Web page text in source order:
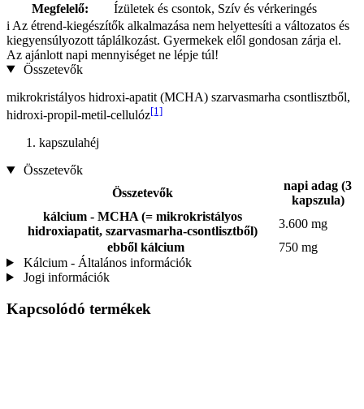
Megfelelő:
Ízületek és csontok, Szív és vérkeringés
i Az étrend-kiegészítők alkalmazása nem helyettesíti a változatos és
kiegyensúlyozott táplálkozást. Gyermekek elől gondosan zárja el.
Az ajánlott napi mennyiséget ne lépje túl!
Összetevők
mikrokristályos hidroxi-apatit (MCHA) szarvasmarha csontlisztből,
hidroxi-propil-metil-cellulóz[1]
kapszulahéj
Összetevők
Összetevők
napi adag (3
kapszula)
kálcium - MCHA (= mikrokristályos
hidroxiapatit, szarvasmarha-csontlisztből)
3.600 mg
ebből kálcium
750 mg
Kálcium - Általános információk
Jogi információk
Kapcsolódó termékek